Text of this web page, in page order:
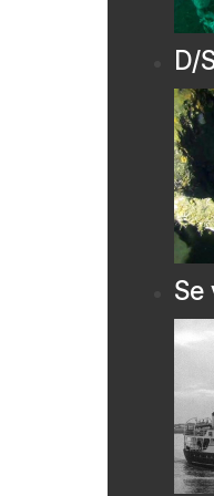
D/
Se